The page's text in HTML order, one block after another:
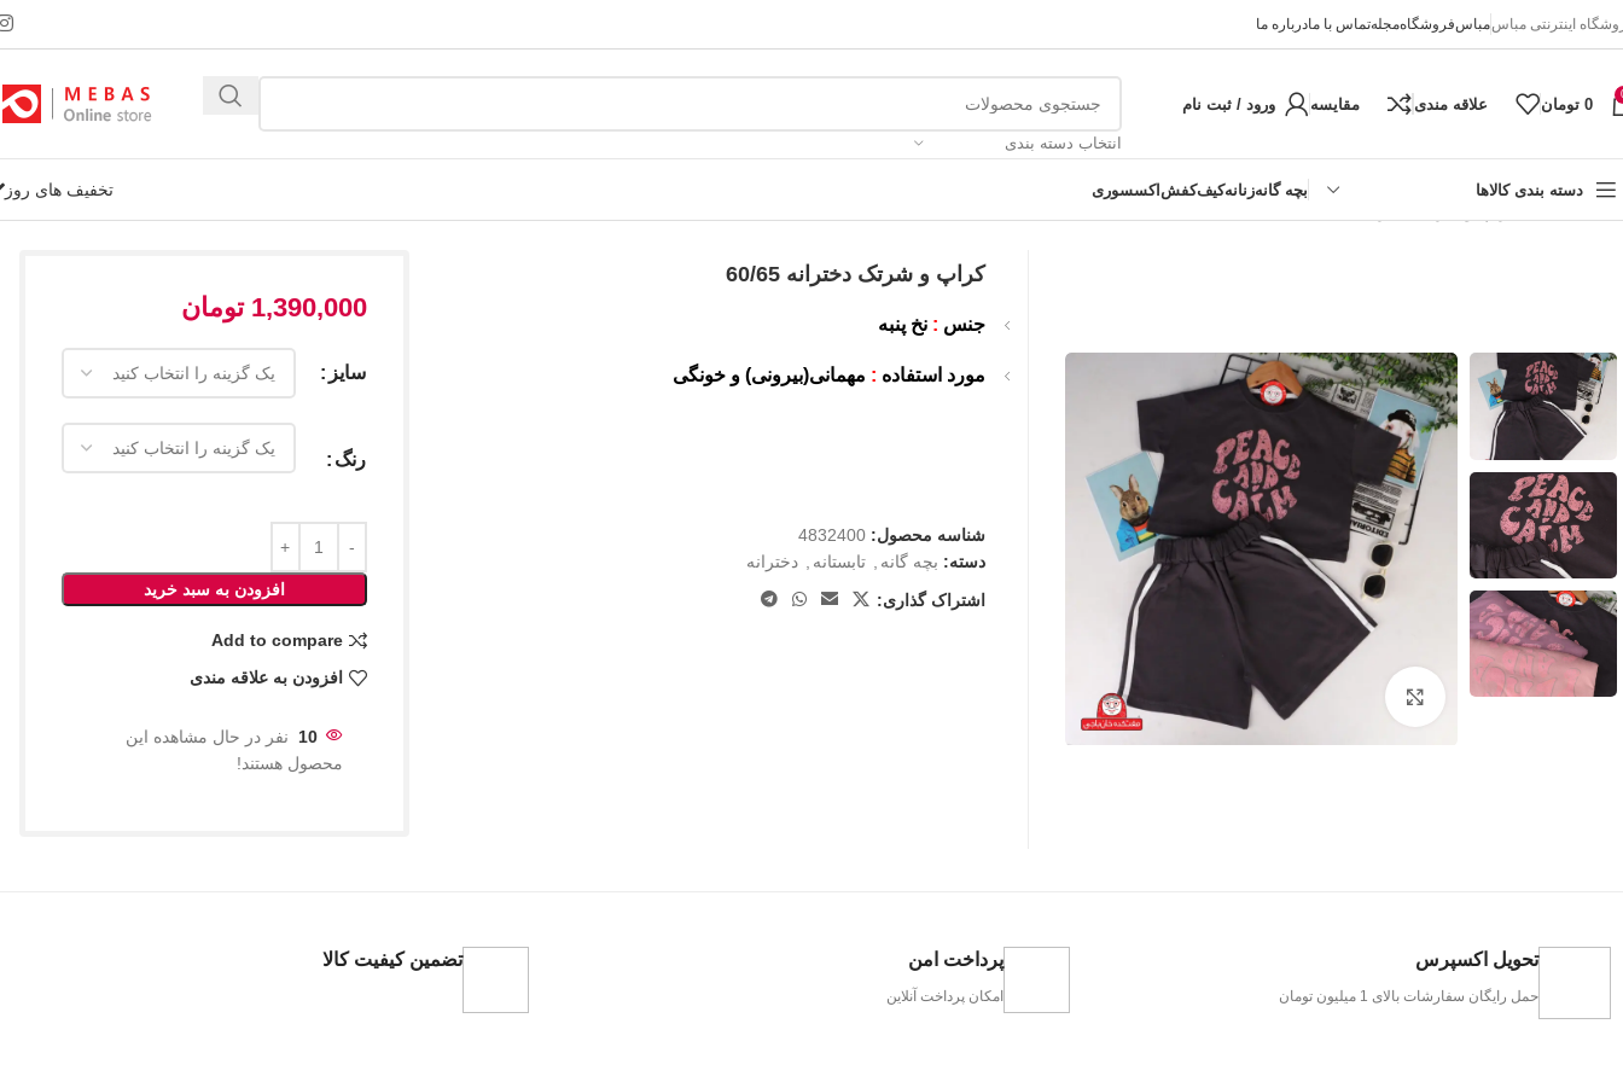
اینترنتی مباسمباسفروشگاهمجلهتماس با مادرباره ما
0 تومان علاقه مندی مقایسه ورود / ثبت نام
انتخاب دسته بندی
دسته بندی کالاها
نوزادی
بچه گانهزنانهکیفکفشاکسسوری
تخفیف های روز
بزرگنمایی تصویر
کراپ و شرتک دخترانه 60/65
جنس : نخ پنبه
مورد استفاده : مهمانی(بیرونی) و خونگی
شناسه محصول:4832400
دسته: بچه گانه تابستانه
دخترانه
اشتراک گذاری:
1,390,000 تومان
سایز
رنگ
افزودن به سبد خرید
Add to compare
افزودن به علاقه مندی
10
نفر در حال مشاهده این
محصول هستند!
تحویل اکسپرس
حمل رایگان سفارشات بالای 1 میلیون تومان
پرداخت امن
امکان پرداخت آنلاین
تضمین کیفیت کالا